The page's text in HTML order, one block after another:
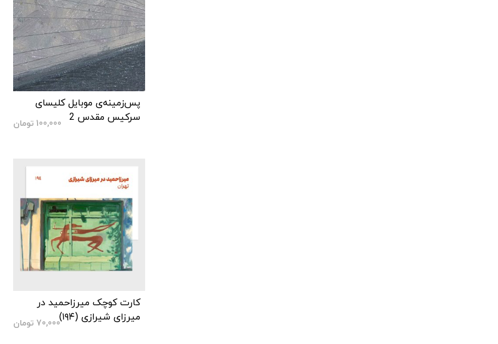
پس‌زمینه‌ی موبایل کلیسای
سرکیس مقدس 2
100,000 تومان
کارت کوچک میرزاحمید در
میرزای شیرازی (۱۹۴)
70,000 تومان